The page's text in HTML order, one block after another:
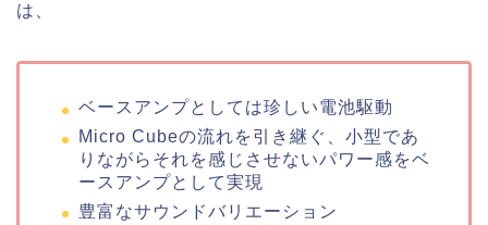
は、
ベースアンプとしては珍しい電池駆動
Micro Cubeの流れを引き継ぐ、小型であ
りながらそれを感じさせないパワー感をベ
ースアンプとして実現
豊富なサウンドバリエーション